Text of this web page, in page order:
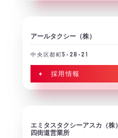
アールタクシー（株）
中央区都町5-28-21
+ 採用情報
エミタスタクシーアスカ（株）
四街道営業所